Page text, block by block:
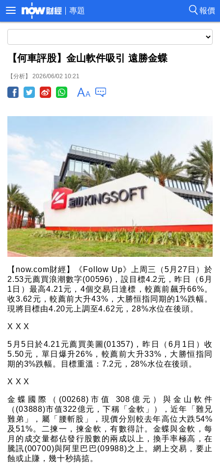
報價
專題
【何車評股】金山軟件吸引 遠勝金蝶
【分析】 2026/06/02 10:21
【now.com財經】《Follow Up》上周三（5月27日）於
2.53元薦買浪潮數字(00596)，設目標4.2元，昨日（6月
1日）最高4.21元，4個交易日達標，較薦前飆升66%。
收3.62元，較薦前大升43%，大勝恒指同期的1%跌幅。
現將目標由4.20元上調至4.62元，28%水位在後頭。
X X X
5月5日於4.21元薦買美圖(01357)，昨日（6月1日）收
5.50元，單日爆升26%，較薦前大升33%，大勝恒指同
期的3%跌幅。目標重溫：7.2元，28%水位在後頭。
X X X
金蝶國際（(00268)市值 308億元）與金山軟件
（(03888)市值322億元，下稱「金軟」），近年「難兄
難弟」，屬「腰斬股」，現價分別較去年高位大跌54%
及51%。二揀一，揀金軟，有數得計。金蝶與金軟，每
月的成交量都佔發行股數的兩成以上，換手率極高，在
騰訊(00700)與阿里巴巴(09988)之上。網上交易，要止
蝕或止賺，幾十秒搞掂。